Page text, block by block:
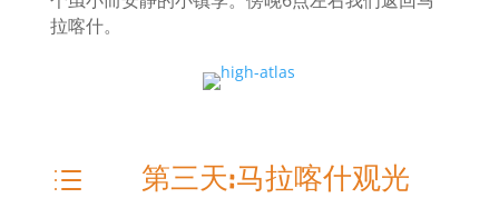
拉喀什。
d 第三天:马拉喀什观光